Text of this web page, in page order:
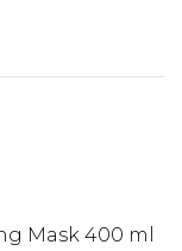
Mask 400 ml